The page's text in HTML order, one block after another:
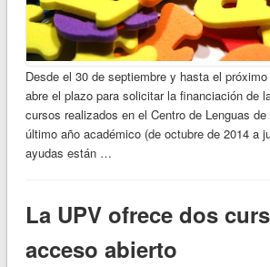
Desde el 30 de septiembre y hasta el
abre el plazo para solicitar la financiación de
cursos realizados en el Centro de Lenguas
último año académico (de octubre de 2014 a
ayudas están …
La UPV ofrece dos
acceso abierto